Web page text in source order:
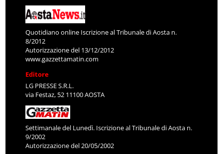
Quotidiano online Iscrizione al Tribunale di Aosta n.
8/2012
Autorizzazione del 13/12/2012
www.gazzettamatin.com
Editore
LG PRESSE S.R.L.
via Festaz, 52 11100 AOSTA
Settimanale del Lunedì. Iscrizione al Tribunale di Aosta n.
9/2002
Autorizzazione del 20/05/2002